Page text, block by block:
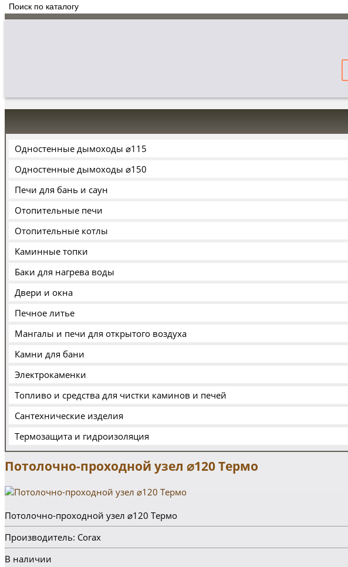
Одностенные дымоходы ⌀115
Одностенные дымоходы ⌀150
Печи для бань и саун
Отопительные печи
Отопительные котлы
Каминные топки
Баки для нагрева воды
Двери и окна
Печное литье
Мангалы и печи для открытого воздуха
Камни для бани
Электрокаменки
Топливо и средства для чистки каминов и печей
Сантехнические изделия
Термозащита и гидроизоляция
Потолочно-проходной узел ⌀120 Термо
Потолочно-проходной узел ⌀120 Термо
Производитель: Corax
В наличии